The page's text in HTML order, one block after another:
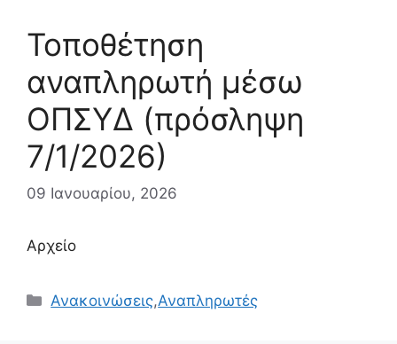
Τοποθέτηση
αναπληρωτή μέσω
ΟΠΣΥΔ (πρόσληψη
7/1/2026)
09 Ιανουαρίου, 2026
Αρχείο
Κατηγορίες
Ανακοινώσεις,Αναπληρωτές